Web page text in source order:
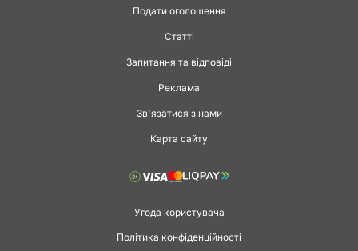
Подати оголошення
Статті
Запитання та відповіді
Реклама
Зв'язатися з нами
Карта сайту
Угода користувача
Політика конфіденційності